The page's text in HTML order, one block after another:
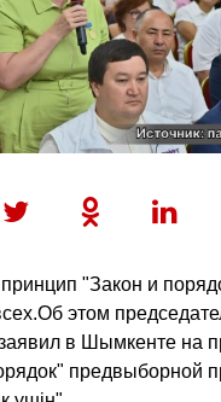
"Закон и
Об этом
в Шымкенте на
предвыборной